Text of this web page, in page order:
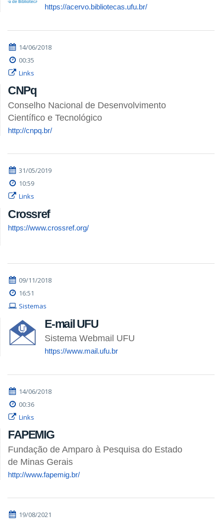
https://acervo.bibliotecas.ufu.br/
14/06/2018
00:35
Links
CNPq
Conselho Nacional de Desenvolvimento
Científico e Tecnológico
http://cnpq.br/
31/05/2019
10:59
Links
Crossref
https://www.crossref.org/
09/11/2018
16:51
Sistemas
E-mail UFU
Sistema Webmail UFU
https://www.mail.ufu.br
14/06/2018
00:36
Links
FAPEMIG
Fundação de Amparo à Pesquisa do Estado
de Minas Gerais
http://www.fapemig.br/
19/08/2021